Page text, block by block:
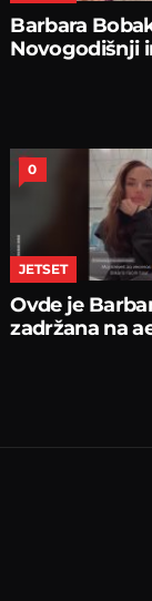
Barbara
Novogodišnji
0
JETSET
Ovde je
zadržana na